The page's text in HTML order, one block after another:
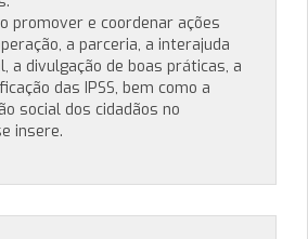
promover e coordenar ações
a parceria, a interajuda
a divulgação de boas práticas, a
das IPSS, bem como a
social dos cidadãos no
insere.